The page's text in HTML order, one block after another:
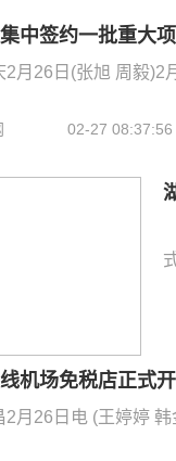
中签约一批重大
2月26日(张旭 周毅)2
02-27 08:37:56
机场免税店正式
2月26日电 (王婷婷